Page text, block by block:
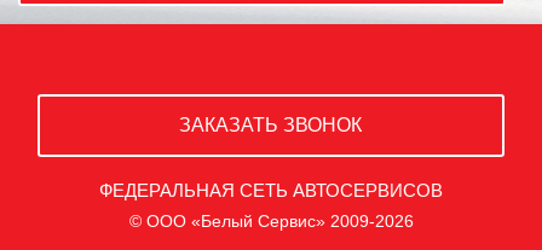
ЗАКАЗАТЬ ЗВОНОК
ФЕДЕРАЛЬНАЯ СЕТЬ АВТОСЕРВИСОВ
© ООО «Белый Сервис» 2009-2026